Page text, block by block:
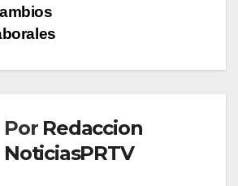
Por Redaccion
NoticiasPRTV